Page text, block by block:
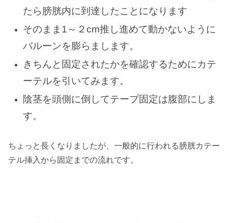
たら膀胱内に到達したことになります
そのまま1～２cm推し進めて動かないように
バルーンを膨らまします。
きちんと固定されたかを確認するためにカテ
ーテルを引いてみます。
陰茎を頭側に倒してテープ固定は腹部にしま
す。
ちょっと長くなりましたが、一般的に行われる膀胱カテー
テル挿入から固定までの流れです。